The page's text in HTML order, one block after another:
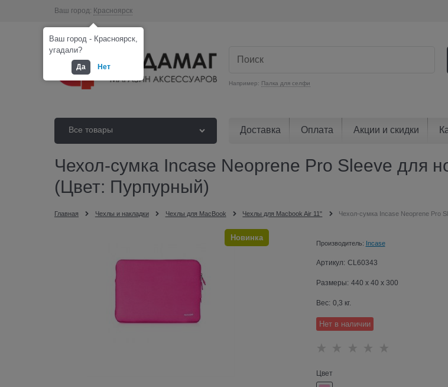
Ваш город: Красноярск
Например: Палка для селфи
Все товары Доставка Оплата Акции и скидки
Чехол-сумка Incase Neoprene Pro Sleeve для
(Цвет: Пурпурный)
Главная Чехлы и накладки Чехлы для MacBook Чехлы для Macbook Air 11" Чехол-сумка Incase Neoprene Pro
Новинка
Производитель: Incase
Артикул: CL60343
Размеры: 440 x 40 x 300
Вес: 0,3 кг.
Нет в наличии
Цвет
Ваш город - Красноярск,
угадали?
Да Нет